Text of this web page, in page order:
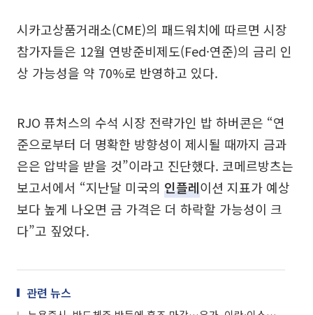
시카고상품거래소(CME)의 패드워치에 따르면 시장
참가자들은 12월 연방준비제도(Fed·연준)의 금리 인
상 가능성을 약 70%로 반영하고 있다.
RJO 퓨처스의 수석 시장 전략가인 밥 하버콘은 “연
준으로부터 더 명확한 방향성이 제시될 때까지 금과
은은 압박을 받을 것”이라고 진단했다. 코메르방츠는
보고서에서 “지난달 미국의 인플레이션 지표가 예상
보다 높게 나오면 금 가격은 더 하락할 가능성이 크
다”고 짚었다.
관련 뉴스